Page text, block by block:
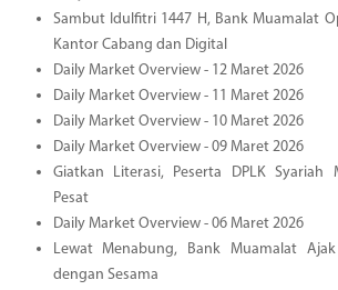
Sambut Idulfitri 1447 H, Bank Muamalat
Kantor Cabang dan Digital
Daily Market Overview - 12 Maret 2026
Daily Market Overview - 11 Maret 2026
Daily Market Overview - 10 Maret 2026
Daily Market Overview - 09 Maret 2026
Giatkan Literasi, Peserta DPLK Syariah
Pesat
Daily Market Overview - 06 Maret 2026
Lewat Menabung, Bank Muamalat
dengan Sesama